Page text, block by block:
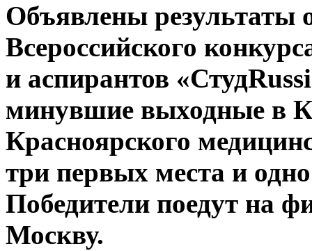
Объявлены результаты
Всероссийского
и аспирантов
минувшие выходные в
Красноярского
три первых места и
Победители поедут на
Москву.